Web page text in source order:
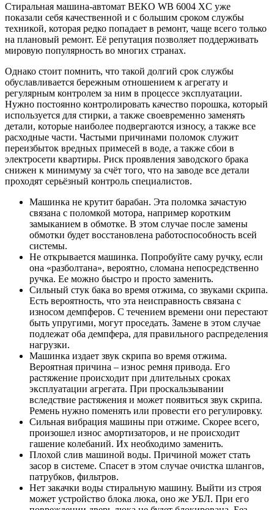
Cтиральная машина-автомат BEKO WB 6004 XC уже
показали себя качественной и с большим сроком службы
техникой, которая редко попадает в ремонт, чаще всего только
на плановый ремонт. Её репутация позволяет поддерживать
мировую популярность во многих странах.
Однако стоит помнить, что такой долгий срок службы
обуславливается бережным отношением к агрегату и
регулярным контролем за ним в процессе эксплуатации.
Нужно постоянно контролировать качество порошка, который
используется для стирки, а также своевременно заменять
детали, которые наиболее подвергаются износу, а также все
расходные части. Частыми причинами поломок служит
переизбыток вредных примесей в воде, а также сбои в
электросети квартиры. Риск проявления заводского брака
снижен к минимуму за счёт того, что на заводе все детали
проходят серьёзный контроль специалистов.
Машинка не крутит барабан. Эта поломка зачастую
связана с поломкой мотора, например коротким
замыканием в обмотке. В этом случае после замены
обмотки будет восстановлена работоспособность всей
системы.
Не открывается машинка. Попробуйте саму ручку, если
она «разболтана», вероятно, сломана непосредственно
ручка. Ее можно быстро и просто заменить.
Сильный стук бака во время отжима, со звуками скрипа.
Есть вероятность, что эта неисправность связана с
износом демпферов. С течением времени они перестают
быть упругими, могут проседать. Замене в этом случае
подлежат оба демпфера, для правильного распределения
нагрузки.
Машинка издает звук скрипа во время отжима.
Вероятная причина – износ ремня привода. Его
растяжение происходит при длительных сроках
эксплуатации агрегата. При проскальзывании
вследствие растяжения и может появиться звук скрипа.
Ремень нужно поменять или провести его регулировку.
Сильная вибрация машины при отжиме. Скорее всего,
произошел износ амортизаторов, и не происходит
гашение колебаний. Их необходимо заменить.
Плохой слив машиной воды. Причиной может стать
засор в системе. Спасет в этом случае очистка шлангов,
патрубков, фильтров.
Нет закачки воды стиральную машину. Выйти из строя
может устройство блока люка, оно же УБЛ. При его